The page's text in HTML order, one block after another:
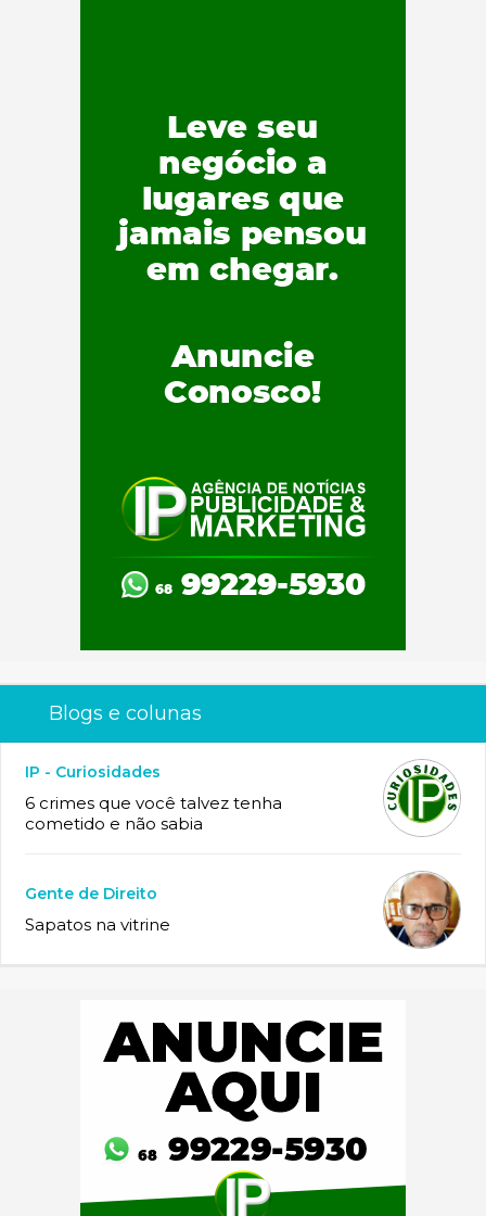
Blogs e colunas
IP - Curiosidades
6 crimes que você talvez tenha
cometido e não sabia
Gente de Direito
Sapatos na vitrine